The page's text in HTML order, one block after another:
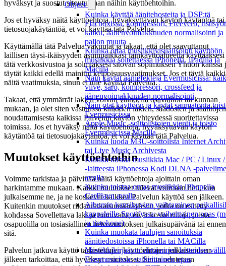
Ohjeet
Kuinka käyttää äänitehosteita ja DSP:tä
Flacboxissa: kompressori, Freeverb,
kaiku, äänenvoimakkuuden normalisointi ja
paljon muuta
Kuinka ottaa musiikkivisualisointi käyttöön
musiikkia soitettaessa iPhonella, iPadilla ja
Macilla
Näin käytät ääniefektejä Evermusicissa:
viive, särö, kompressori, crossfeed ja
äänenvoimakkuuden normalisointi
Näin otat käyttöön ja käytät saumatonta
Evermusicissa
Apple Music -soittolistojen vienti ja toisto
Evermusicissa Macilla
Kuinka luoda M3U-soittolista Internet
tai Live Music Archivesta
Kuinka toistaa musiikkia Mac / PC / Linux
-laitteesta iPhonessa Kodi DLNA -
avulla
Kuinka toistaa omaa musiikkia iPhonella
CarPlayn avulla
Albumin kansikuvien vaihtaminen
kappaleille Spotifyssa: vaiheittainen opas
ja tietokone)
Kuinka muokata laulujen sanoituksia
äänitiedostoissa iPhonella tai MACilla
Musiikkikirjaston siirtäminen laitteiden
Evermusicissa: vaiheittainen opas
hyväksyt ja suostut sitoutumaan näihin käyttöehtoihin.
Jos et hyväksy näitä käyttöehtoja, hyväksyttävän käytön käytäntöä tai
tietosuojakäytäntöä, et voi käyttää tätä Palvelua.
Käyttämällä tätä Palvelua vakuutat ja takaat, että olet saavuttanut
laillisen täysi-ikäisyyden asuinpaikkasi lainkäyttöalueella käyttääksesi
tätä verkkosivustoa ja solmiaksesi sitovan sopimuksen Yhtiön kanssa
täytät kaikki edellä mainitut kelpoisuusvaatimukset. Jos et täytä
näitä vaatimuksia, sinun ei tule käyttää Palvelua.
Takaat, että ymmärrät lakien voivan vaihdella osavaltion tai kunnan
mukaan, ja olet siten vastuussa kaikkien lakien, säädösten ja sääntöjen
noudattamisesta kaikissa Palvelun käytön yhteydessä suoritettavissa
toimissa. Jos et hyväksy näitä käyttöehtoja, hyväksyttävän käytön
käytäntöä tai tietosuojakäytäntöä, et voi käyttää tätä Palvelua.
Muutokset käyttöehtoihin
Voimme tarkistaa ja päivittää näitä käyttöehtoja ajoittain oman
harkintamme mukaan. Kaikki muutokset tulevat voimaan heti, kun
julkaisemme ne, ja ne koskevat kaikkea Palvelun käyttöä sen jälkeen.
Kuitenkin muutokset riidanratkaisumääräyksiin, jotka on esitetty
kohdassa Sovellettava laki ja toimivalta, eivät koske riitoja, joista
osapuolilla on tosiasiallinen tieto muutoksen julkaisupäivänä tai ennen
sitä.
Palvelun jatkuva käyttö tarkistettujen käyttöehtojen julkaisemisen
jälkeen tarkoittaa, että hyväksyt muutokset. Sinun odotetaan